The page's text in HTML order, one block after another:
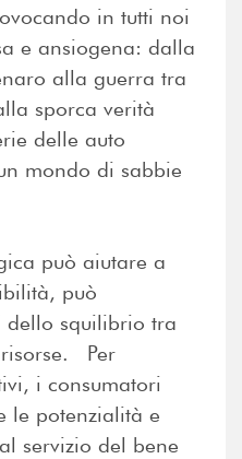
in tutti noi
e ansiogena: dalla
alla guerra tra
sporca verità
delle auto
mondo di sabbie
può aiutare a
può
dello squilibrio tra
Per
i consumatori
le potenzialità e
servizio del bene